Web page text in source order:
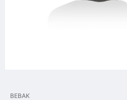
BEBAK